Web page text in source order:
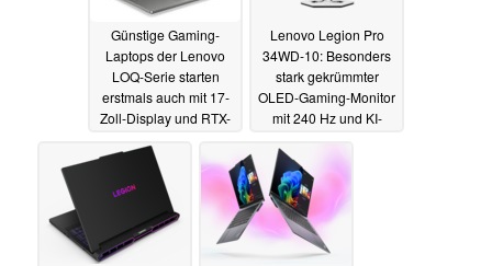
Günstige Gaming-
Laptops der Lenovo
LOQ-Serie starten
erstmals auch mit 17-
Zoll-Display und RTX-
Lenovo Legion Pro
34WD-10: Besonders
stark gekrümmter
OLED-Gaming-Monitor
mit 240 Hz und KI-
Features07.01.2025